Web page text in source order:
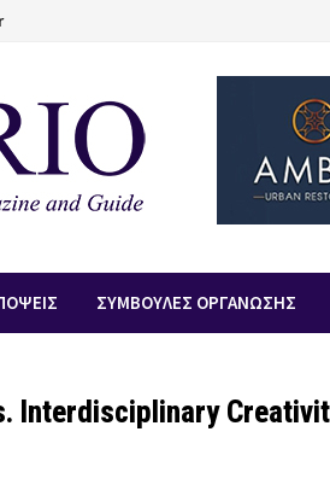
ΣΥΜΒΟΥΛΕΣ ΟΡΓΑΝΩΣΗΣ
Interdisciplinary